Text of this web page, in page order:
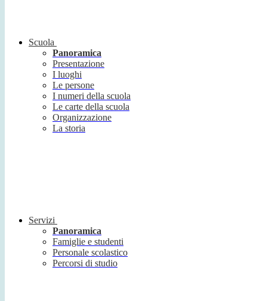
Scuola
Panoramica
Presentazione
I luoghi
Le persone
I numeri della scuola
Le carte della scuola
Organizzazione
La storia
Servizi
Panoramica
Famiglie e studenti
Personale scolastico
Percorsi di studio